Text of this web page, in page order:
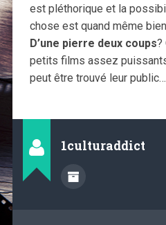
est pléthorique et la
chose est quand même
D’une pierre deux coups?
petits films assez
peut être trouvé leur public…
1culturaddict